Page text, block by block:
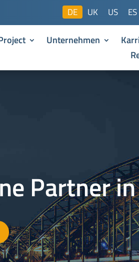
DE UK US ES
Unternehmen
Partner